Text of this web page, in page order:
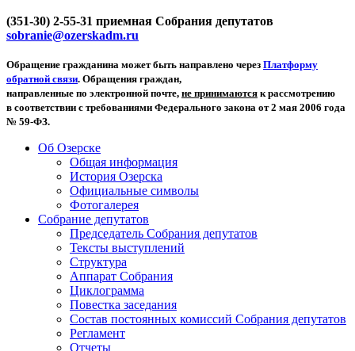
(351-30) 2-55-31 приемная Собрания депутатов
sobranie@ozerskadm.ru
Обращение гражданина может быть направлено через Платформу
обратной связи. Обращения граждан,
направленные по электронной почте, не принимаются к рассмотрению
в соответствии с требованиями Федерального закона от 2 мая 2006 года
№ 59-ФЗ.
Об Озерске
Общая информация
История Озерска
Официальные символы
Фотогалерея
Собрание депутатов
Председатель Собрания депутатов
Тексты выступлений
Структура
Аппарат Собрания
Циклограмма
Повестка заседания
Состав постоянных комиссий Собрания депутатов
Регламент
Отчеты